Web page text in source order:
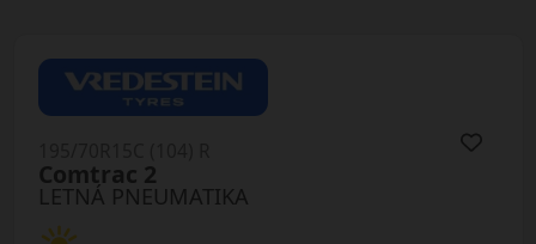
LETNÁ PNEUMATIKA
Comtrac 2